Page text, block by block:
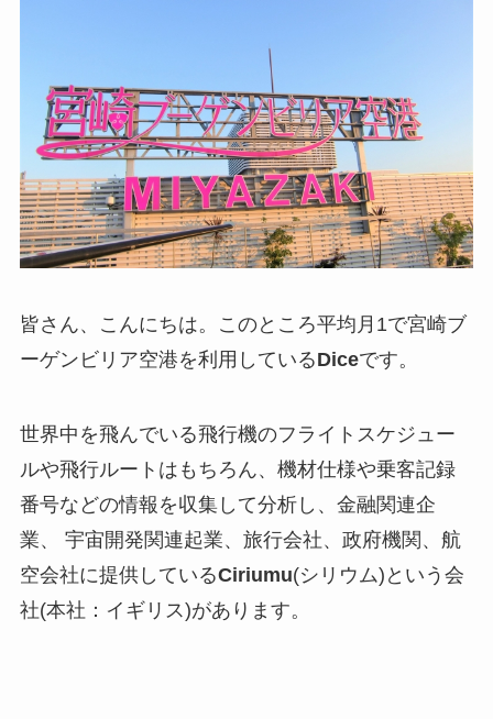
皆さん、こんにちは。このところ平均月1で宮崎ブ
ーゲンビリア空港を利用しているDiceです。
世界中を飛んでいる飛行機のフライトスケジュー
ルや飛行ルートはもちろん、機材仕様や乗客記録
番号などの情報を収集して分析し、金融関連企
業、 宇宙開発関連起業、旅行会社、政府機関、航
空会社に提供しているCiriumu(シリウム)という会
社(本社：イギリス)があります。